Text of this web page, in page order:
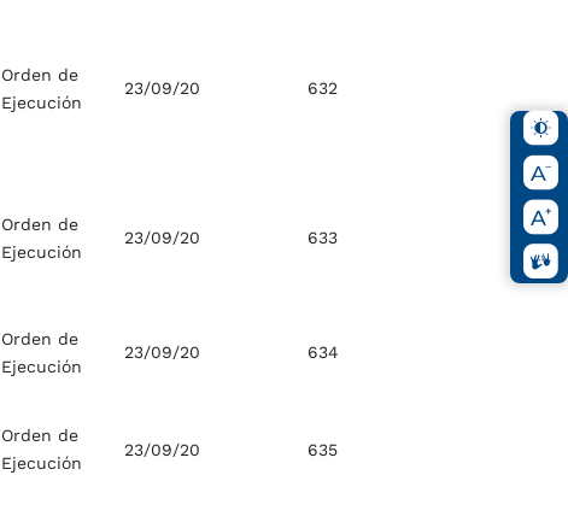
Orden de
Ejecución
23/09/20 632
Orden de
Ejecución
23/09/20 633
Orden de
Ejecución
23/09/20 634
Orden de
Ejecución
23/09/20 635